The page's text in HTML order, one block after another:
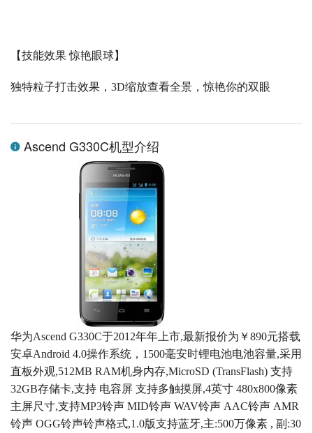
【技能效果 惊艳眼球】
独特粒子打击效果， 3D缩放查看全景，惊艳你的双眼
Ascend G330C机型介绍
华为Ascend G330C于2012年年上市,最新报价为￥890元搭载
安卓Android 4.0操作系统，1500毫安时锂电池电池容量,采用
直板外观,512MB RAM机身内存,MicroSD (TransFlash) 支持
32GB存储卡,支持 电容屏 支持多触摸屏,4英寸 480x800像素
主屏尺寸,支持MP3铃声 MID铃声 WAV铃声 AAC铃声 AMR
铃声 OGG铃声铃声格式,1.0版支持蓝牙,主:500万像素 , 副:30